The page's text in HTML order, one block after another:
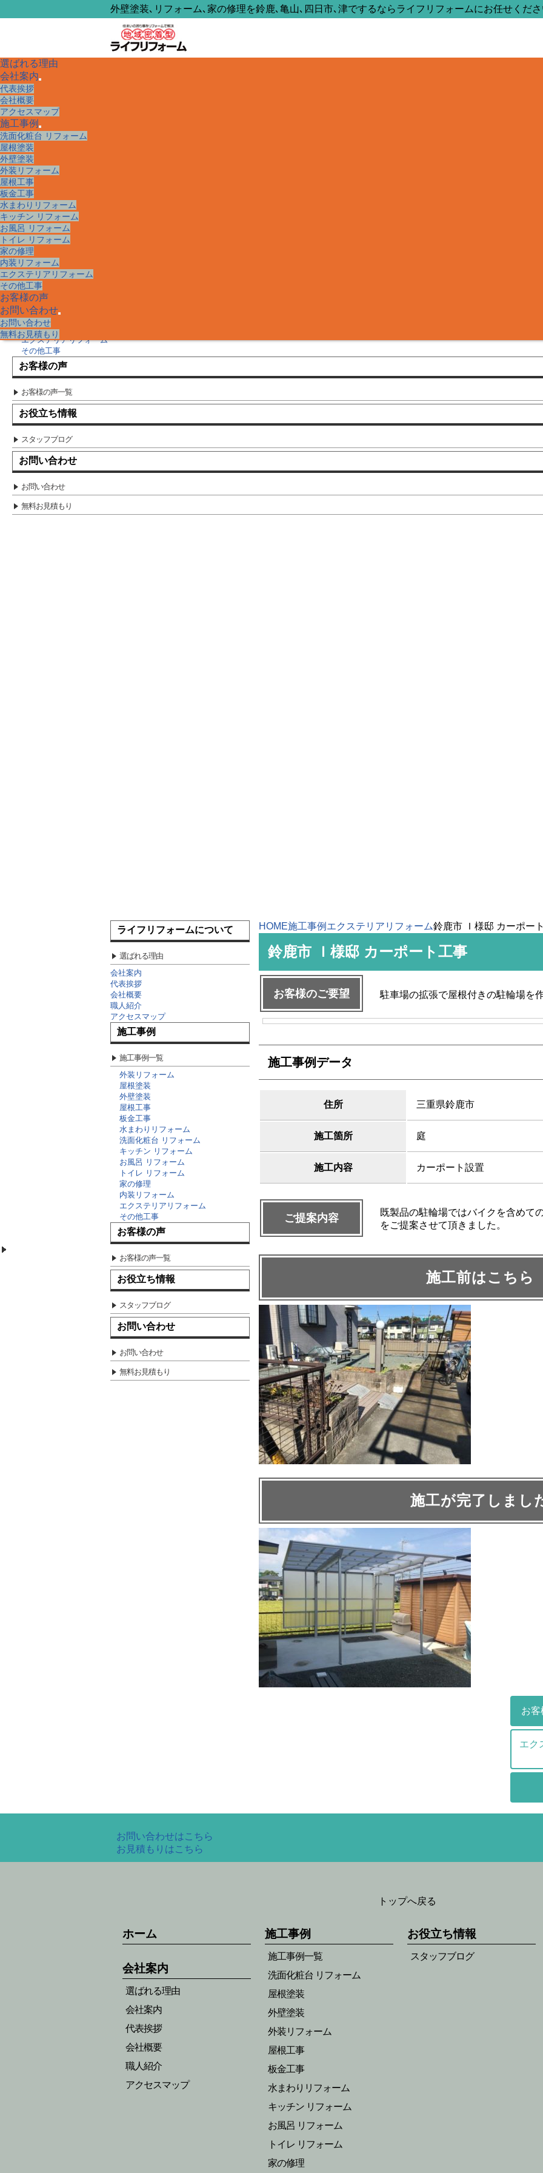
外壁塗装､リフォーム､家の修理を鈴鹿､亀山､四日市､津でするならライフリフォームにお任せくだ
選ばれる理由
会社案内
メ
ニ
ュ
ー
開
代表挨拶
会社概要
アクセスマップ
施工事例
サ
ブ
ニ
ュ
展
開
洗面化粧台 リフォーム
屋根塗装
外壁塗装
外装リフォーム
屋根工事
板金工事
水まわりリフォーム
キッチン リフォーム
お風呂 リフォーム
トイレ リフォーム
家の修理
内装リフォーム
エクステリアリフォーム
その他工事
お客様の声
お問い合わせ
ブ
メ
ニ
ュ
ー
展
開
お問い合わせ
無料お見積もり
ライフリフォームについて
選ばれる理由
会社案内
代表挨拶
会社概要
職人紹介
アクセスマップ
施工事例
施工事例一覧
外装リフォーム
屋根塗装
外壁塗装
屋根工事
板金工事
水まわりリフォーム
洗面化粧台 リフォーム
キッチン リフォーム
お風呂 リフォーム
トイレ リフォーム
家の修理
内装リフォーム
エクステリアリフォーム
その他工事
お客様の声
お客様の声一覧
お役立ち情報
スタッフブログ
お問い合わせ
お問い合わせ
無料お見積もり
HOME施工事例 エクステリアリフォーム鈴鹿市 Ｉ様邸 カーポー
鈴鹿市 Ｉ様邸 カーポート工事
お客様のご要望 駐車場の拡張で屋根付きの駐輪場を
施工事例データ
住所 三重県鈴鹿市
施工箇所 庭
施工内容 カーポート設置
ご提案内容
既製品の駐輪場ではバイクを含めて
をご提案させて頂きました。
施工前はこちら
施工が完了しまし
お
エク
ライフリフォームについて
選ばれる理由
会社案内
代表挨拶
会社概要
職人紹介
アクセスマップ
施工事例
施工事例一覧
外装リフォーム
屋根塗装
外壁塗装
屋根工事
板金工事
水まわりリフォーム
洗面化粧台 リフォーム
キッチン リフォーム
お風呂 リフォーム
トイレ リフォーム
家の修理
内装リフォーム
エクステリアリフォーム
その他工事
お客様の声
お客様の声一覧
お役立ち情報
スタッフブログ
お問い合わせ
お問い合わせ
無料お見積もり
お問い合わせはこちら
お見積もりはこちら
トップへ戻る
ホーム
会社案内
選ばれる理由
会社案内
代表挨拶
会社概要
職人紹介
アクセスマップ
施工事例
施工事例一覧
洗面化粧台 リフォーム
屋根塗装
外壁塗装
外装リフォーム
屋根工事
板金工事
水まわりリフォーム
キッチン リフォーム
お風呂 リフォーム
トイレ リフォーム
家の修理
お役立ち情報
スタッフブログ